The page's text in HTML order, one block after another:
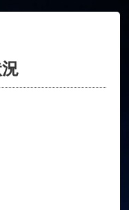
ある質問